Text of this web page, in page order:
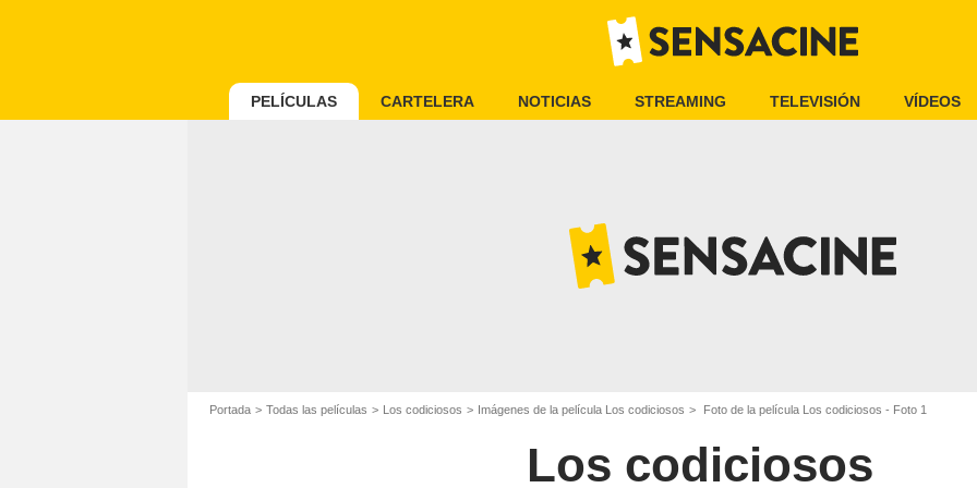
PELÍCULAS CARTELERA NOTICIAS STREAMING TELEVISIÓN VÍDEOS
Portada Todas las películas Los codiciosos Imágenes de la película Los codiciosos Foto de la película Los codiciosos - Foto 1
Los codiciosos